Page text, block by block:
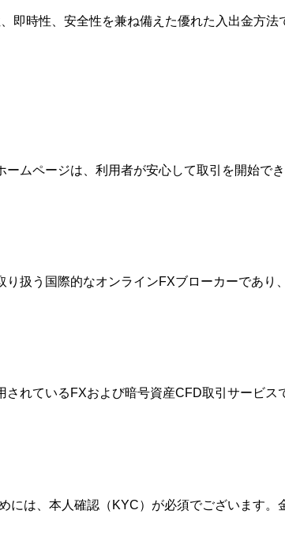
即時性、安全性を兼ね備えた優れた入出金方
ムページは、利用者が安心して取引を開始で
扱う国際的なオンラインFXブローカーであ
れているFXおよび暗号資産CFD取引サービ
には、本人確認（KYC）が必須でございます